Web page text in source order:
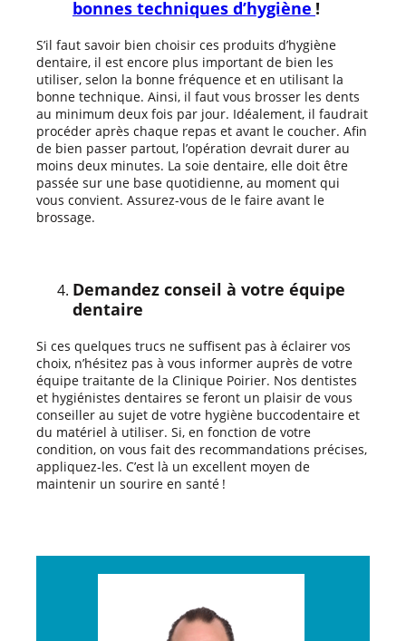
bonnes techniques d’hygiène !
S’il faut savoir bien choisir ces produits d’hygiène
dentaire, il est encore plus important de bien les
utiliser, selon la bonne fréquence et en utilisant la
bonne technique. Ainsi, il faut vous brosser les dents
au minimum deux fois par jour. Idéalement, il faudrait
procéder après chaque repas et avant le coucher. Afin
de bien passer partout, l’opération devrait durer au
moins deux minutes. La soie dentaire, elle doit être
passée sur une base quotidienne, au moment qui
vous convient. Assurez-vous de le faire avant le
brossage.
Demandez conseil à votre équipe
dentaire
Si ces quelques trucs ne suffisent pas à éclairer vos
choix, n’hésitez pas à vous informer auprès de votre
équipe traitante de la Clinique Poirier. Nos dentistes
et hygiénistes dentaires se feront un plaisir de vous
conseiller au sujet de votre hygiène buccodentaire et
du matériel à utiliser. Si, en fonction de votre
condition, on vous fait des recommandations précises,
appliquez-les. C’est là un excellent moyen de
maintenir un sourire en santé !